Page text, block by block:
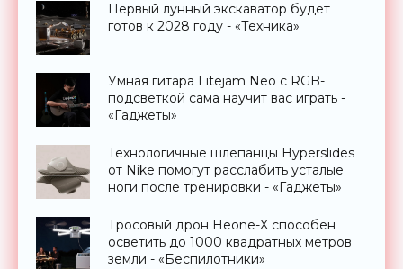
Первый лунный экскаватор будет
готов к 2028 году - «Техника»
Умная гитара Litejam Neo с RGB-
подсветкой сама научит вас играть -
«Гаджеты»
Технологичные шлепанцы Hyperslides
от Nike помогут расслабить усталые
ноги после тренировки - «Гаджеты»
Тросовый дрон Heone-X способен
осветить до 1000 квадратных метров
земли - «Беспилотники»